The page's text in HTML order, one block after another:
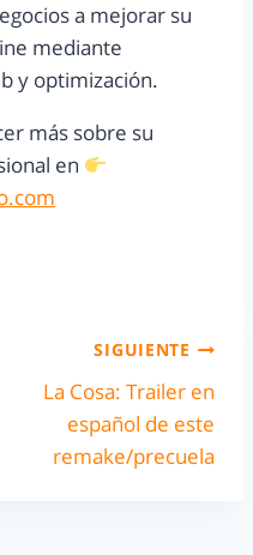
a mejorar su
mediante
y optimización.
más sobre su
en
SIGUIENTE
La Cosa: Trailer en
español de este
remake/precuela